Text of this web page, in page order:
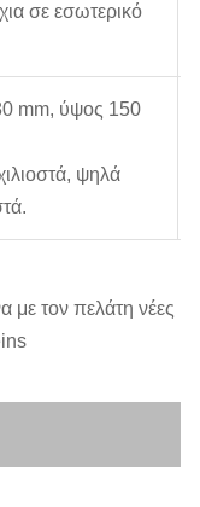
σε εσωτερικό
mm, ύψος 150
ψηλά
με τον πελάτη νέες